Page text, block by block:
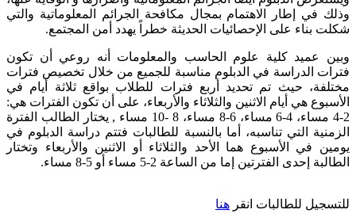
وذلك في إطار الاهتمام بمجال مكافحة الجرائم المعلوماتية والتي
شكلت بناء على الإحصائيات الحديثة خطراً يهدد أمن المجتمع.
وبين عميد كلية علوم الحاسب والمعلومات أنه روعي أن تكون
فترات الدراسة في الدبلوم مناسبة للجميع من خلال تخصيص فترات
مختلفة، حيث تم تحديد أربع فترات للطلاب بواقع ثلاثة أيام في
الأسبوع هي أيام الاثنين والثلاثاء والأربعاء، على أن تكون الفترات هي:
2-4 مساء، 4-6 مساء، 6-8 مساء، 8 -10 مساء , يختار الطالب الفترة
الزمنية التي تناسبه، أما بالنسبة للطالبات فتتم دراسة الدبلوم في
يومين في الأسبوع هما الأحد والثلاثاء أو الاثنين والأربعاء وتختار
الطالبة إحدى الفترتين إما من الساعة 2-5 مساء أو 5-8 مساء.
للتسجيل للطالبات انقر هنا